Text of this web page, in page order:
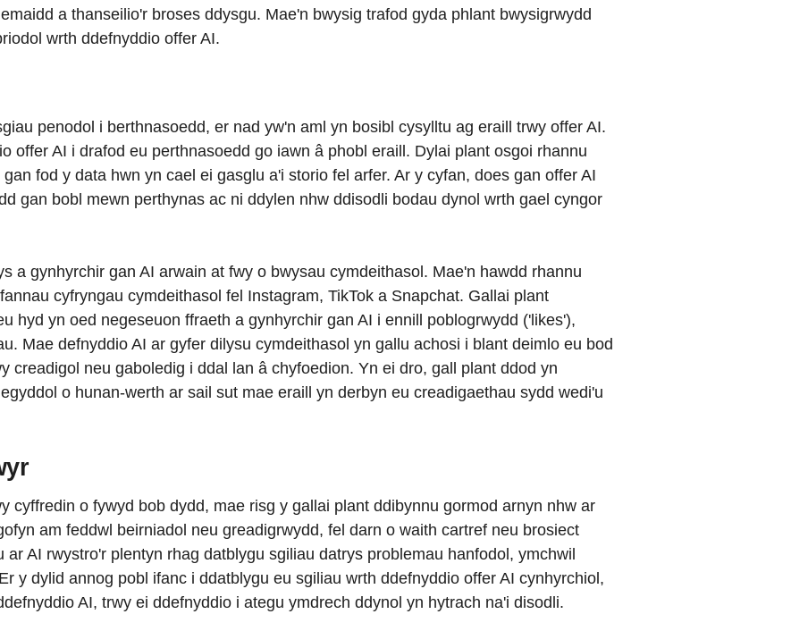
a thanseilio'r broses ddysgu. Mae'n bwysig trafod gyda phlant bwysigrwydd
wrth ddefnyddio offer AI.
penodol i berthnasoedd, er nad yw'n aml yn bosibl cysylltu ag eraill trwy offer AI.
offer AI i drafod eu perthnasoedd go iawn â phobl eraill. Dylai plant osgoi rhannu
fod y data hwn yn cael ei gasglu a'i storio fel arfer. Ar y cyfan, does gan offer AI
gan bobl mewn perthynas ac ni ddylen nhw ddisodli bodau dynol wrth gael cyngor
a gynhyrchir gan AI arwain at fwy o bwysau cymdeithasol. Mae'n hawdd rhannu
cyfryngau cymdeithasol fel Instagram, TikTok a Snapchat. Gallai plant
hyd yn oed negeseuon ffraeth a gynhyrchir gan AI i ennill poblogrwydd ('likes'),
Mae defnyddio AI ar gyfer dilysu cymdeithasol yn gallu achosi i blant deimlo eu bod
creadigol neu gaboledig i ddal lan â chyfoedion. Yn ei dro, gall plant ddod yn
o hunan-werth ar sail sut mae eraill yn derbyn eu creadigaethau sydd wedi'u
cyffredin o fywyd bob dydd, mae risg y gallai plant ddibynnu gormod arnyn nhw ar
am feddwl beirniadol neu greadigrwydd, fel darn o waith cartref neu brosiect
AI rwystro'r plentyn rhag datblygu sgiliau datrys problemau hanfodol, ymchwil
y dylid annog pobl ifanc i ddatblygu eu sgiliau wrth ddefnyddio offer AI cynhyrchiol,
AI, trwy ei ddefnyddio i ategu ymdrech ddynol yn hytrach na'i disodli.